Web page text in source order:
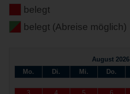
belegt
belegt (Abreise möglich)
August 2026
Mo.
Di. Mi. Do.